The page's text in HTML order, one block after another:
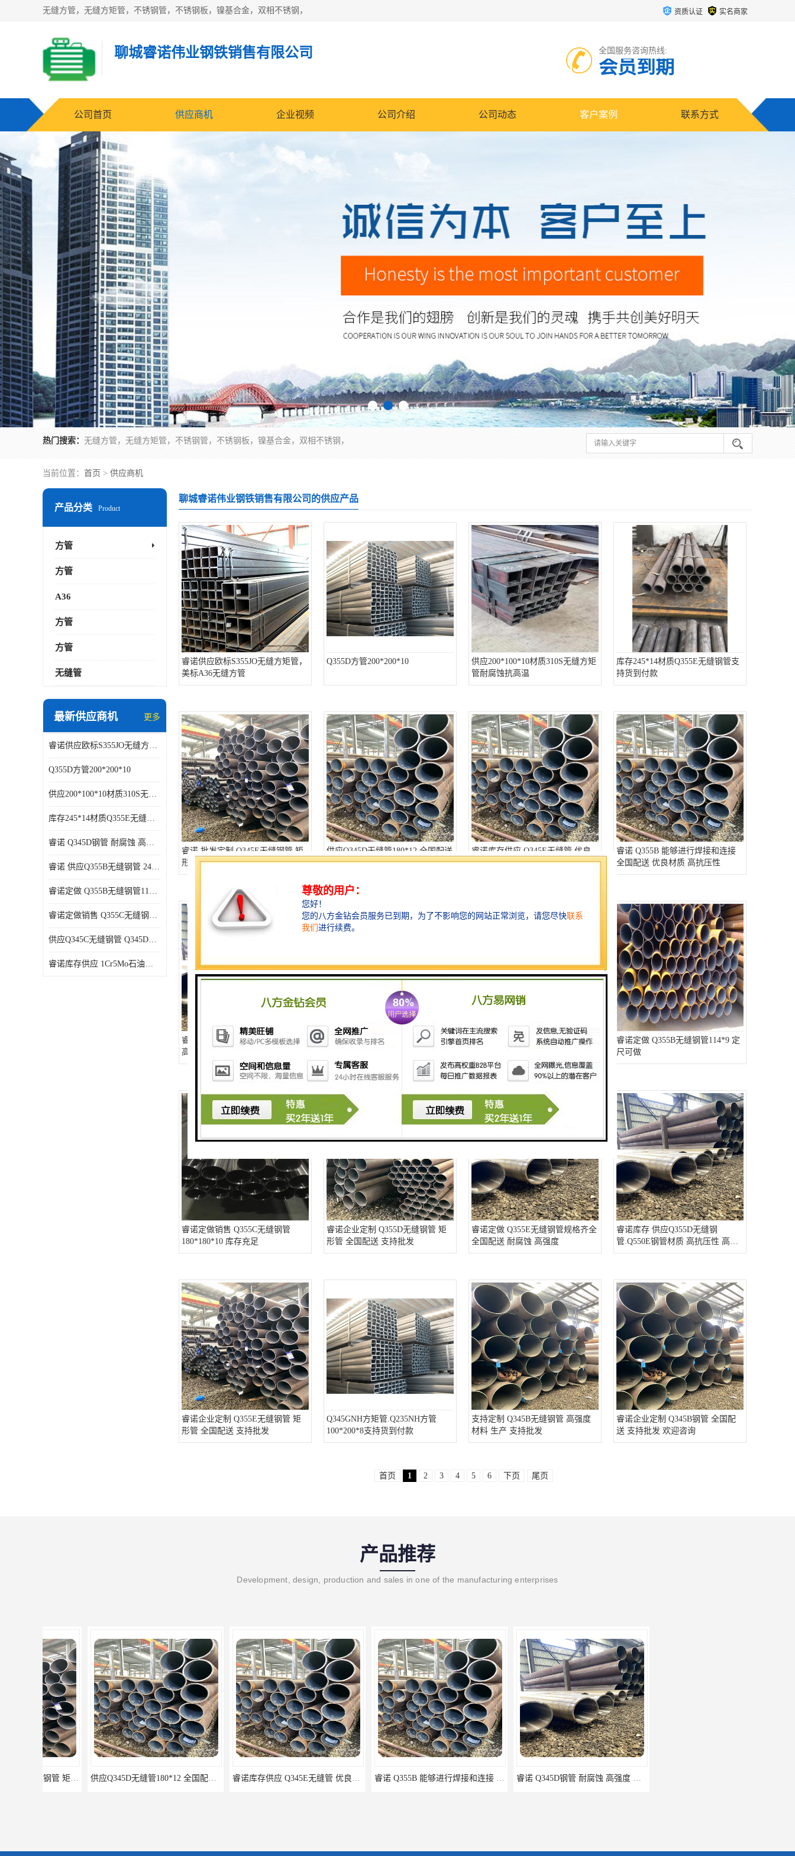
无缝方管，无缝方矩管，不锈钢管，不锈钢板，镍基合金，双相不锈钢， 资质认证 实名商家
聊城睿诺伟业钢铁销售有限公司 全国服务咨询热线:
会员到期
公司首页 供应商机 企业视频 公司介绍 公司动态 客户案例 联系方式
热门搜索： 无缝方管，无缝方矩管，不锈钢管，不锈钢板，镍基合金，双相不锈钢，
当前位置： 首页 > 供应商机
产品分类 Product
方管
方管
A36
方管
方管
无缝管
最新供应商机 更多
睿诺供应欧标S355JO无缝方矩管，美标A36无缝方管
Q355D方管200*200*10
供应200*100*10材质310S无缝方矩管耐腐蚀抗高温
库存245*14材质Q355E无缝钢管支持货到付款
睿诺 Q345D钢管 耐腐蚀 高强度 耐高温
睿诺 供应Q355B无缝钢管 245*12 库存千吨 支持货到付款
睿诺定做 Q355B无缝钢管114*9 定尺可做
睿诺定做销售 Q355C无缝钢管180*180*10 库存充足
供应Q345C无缝钢管 Q345D无缝管 规格齐全可货到付款
睿诺库存供应 1Cr5Mo石油裂化管 优良材质 抗压性强
聊城睿诺伟业钢铁销售有限公司的供应产品
睿诺供应欧标S355JO无缝方矩管，
美标A36无缝方管
Q355D方管200*200*10
供应200*100*10材质310S无缝方矩
管耐腐蚀抗高温
库存245*14材质Q355E无缝钢管支
持货到付款
睿诺 批发定制 Q345E无缝钢管 矩
形管 全国配送 支持批发
供应Q345D无缝管180*12 全国配送
优良材质 高抗压性 高强度材料 支
睿诺库存供应 Q345E无缝管 优良
材质 抗压性强高强度 耐高温
睿诺 Q355B 能够进行焊接和连接
全国配送 优良材质 高抗压性
睿诺 Q345D钢管 耐腐蚀 高强度 耐
高温
睿诺 供应Q355B无缝钢管 245*12
睿诺 库存充足 Q355C无缝钢管
料
睿诺定做 Q355B无缝钢管114*9 定
尺可做
睿诺定做销售 Q355C无缝钢管
180*180*10 库存充足
睿诺企业定制 Q355D无缝钢管 矩
形管 全国配送 支持批发
睿诺定做 Q355E无缝钢管规格齐全
全国配送 耐腐蚀 高强度
睿诺库存 供应Q355D无缝钢
管.Q550E钢管材质 高抗压性 高强
度材料 支持货到付款
睿诺企业定制 Q355E无缝钢管 矩
形管 全国配送 支持批发
Q345GNH方矩管.Q235NH方管
100*200*8支持货到付款
支持定制 Q345B无缝钢管 高强度
材料 生产 支持批发
睿诺企业定制 Q345B钢管 全国配
送 支持批发 欢迎咨询
首页 1 2 3 4 5 6 下页 尾页
产品推荐
Development, design, production and sales in one of the manufacturing enterprises
供应Q345D无缝管180*12 全国配送 优良材质 高抗压性 高强度材料 支持批发 睿诺库存供应 Q345E无缝管 优良材质 抗压性强高强度 耐高温 睿诺 Q355B 能够进行焊接和连接 全国配送 优良材质 高抗压性 睿诺 Q345D钢管 耐腐蚀 高强度 耐高温